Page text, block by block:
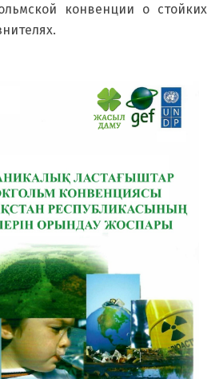
конвенции о стойких